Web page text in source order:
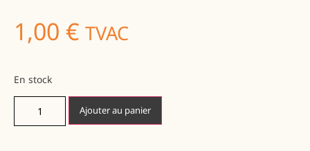
1,00 € TVAC
En stock
Ajouter au panier